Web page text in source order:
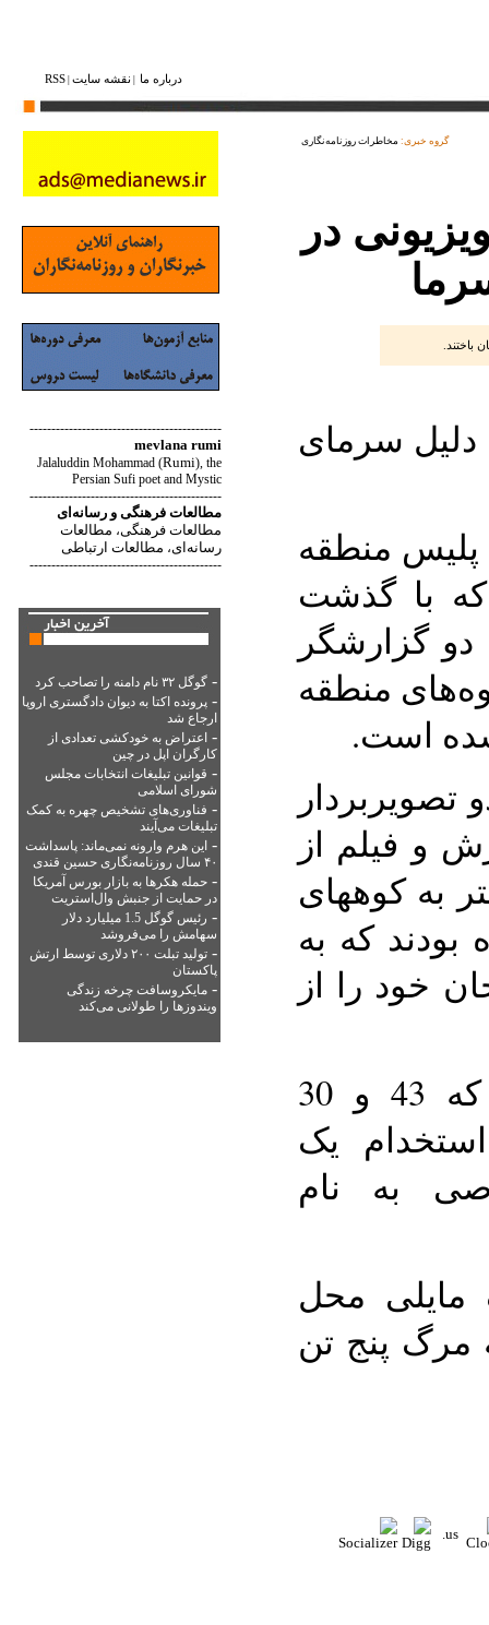
درباره ما نقشه ‌سایت RSS
--------------------------------------------
mevlana rumi
Jalaluddin Mohammad (Rumi), the
Persian Sufi poet and Mystic
--------------------------------------------
مطالعات فرهنگی و رسانه‌ای
مطالعات فرهنگی، مطالعات
رسانه‌ای، مطالعات ارتباطی
--------------------------------------------
- گوگل ۳۲ نام دامنه را تصاحب کرد
- پرونده اکتا به دیوان دادگستری اروپا
ارجاع شد
- اعتراض به خودکشی تعدادی از
کارگران اپل در چین
- قوانین تبلیغات انتخابات مجلس
شورای اسلامی
- فناوری‌های تشخیص چهره به کمک
تبلیغات می‌آیند
- این هرم وارونه نمی‌ماند: پاسداشت
۴۰ سال روزنامه‌نگاری حسین قندی
- حمله هکرها به بازار بورس آمریکا
در حمایت از جنبش وال‌استریت
-
رئیس گوگل 1.5 میلیارد دلار
سهامش را می‌فروشد
-
تولید تبلت ۲۰۰ دلاری توسط ارتش
پاکستان
- مایکروسافت چرخه زندگی
ویندوزها را طولانی می‌کند
گروه خبری: مخاطرات روزنامه‌نگاری
در
باختند.
دلیل سرمای
پلیس منطقه
که با گذشت
دو گزارشگر
منطقه
است.
و فیلم از
به کوههای
بودند که به
خود را از
دو گزارشگر تلویزیونی که 43 و 30
یک
به نام
مایلی محل
مرگ پنج تن